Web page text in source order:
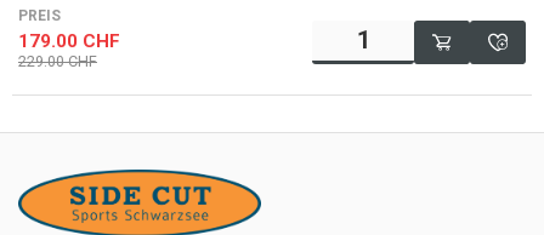
PREIS
179.00 CHF
229.00 CHF